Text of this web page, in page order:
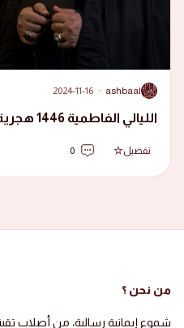
A
ashbaal
·
2024-11-16
الليالي الفاطمية 1446 هجرية
تفضيل 0
من نحن ؟
شموع إيمانية رسالية، من أصلاب